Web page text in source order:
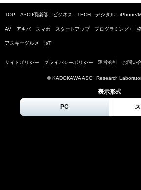
TOP ASCII倶楽部 ビジネス TECH デジタル iPhone/
AV アキバ スマホ スタートアップ プログラミング+
アスキーグルメ IoT
サイトポリシー プライバシーポリシー 運営会社 お問い
© KADOKAWA ASCII Research
表示形式
PC